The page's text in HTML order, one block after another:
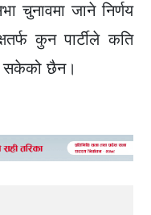
चुनावमा जाने निर्णय
कुन पार्टीले कति
सकेको छैन।